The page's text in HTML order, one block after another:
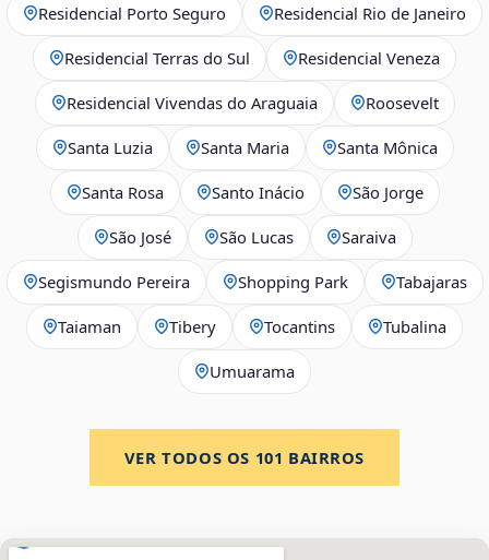
Residencial Porto Seguro Residencial Rio de Janeiro
Residencial Terras do Sul Residencial Veneza
Residencial Vivendas do Araguaia Roosevelt
Santa Luzia Santa Maria Santa Mônica
Santa Rosa Santo Inácio São Jorge
São José São Lucas Saraiva
Segismundo Pereira Shopping Park Tabajaras
Taiaman Tibery Tocantins Tubalina
Umuarama
VER TODOS OS 101 BAIRROS